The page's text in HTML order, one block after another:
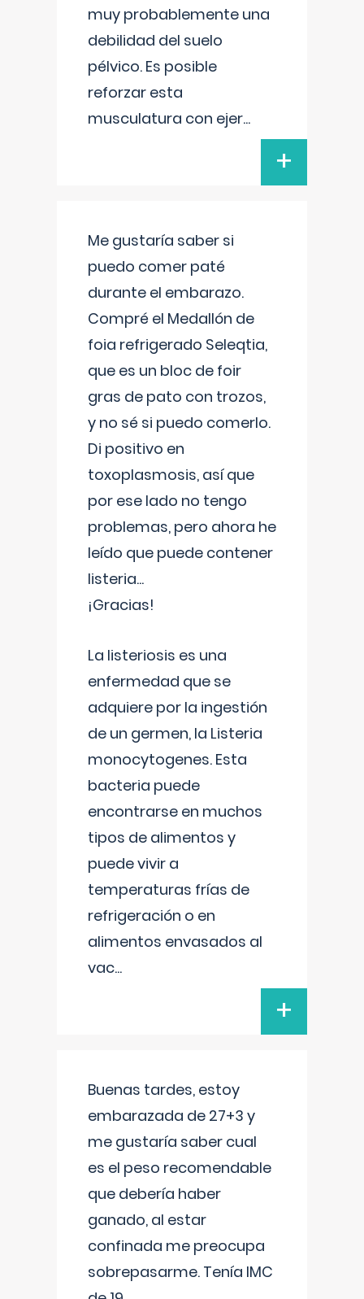
muy probablemente una
debilidad del suelo
pélvico. Es posible
reforzar esta
musculatura con ejer...
+
Me gustaría saber si
puedo comer paté
durante el embarazo.
Compré el Medallón de
foia refrigerado Seleqtia,
que es un bloc de foir
gras de pato con trozos,
y no sé si puedo comerlo.
Di positivo en
toxoplasmosis, así que
por ese lado no tengo
problemas, pero ahora he
leído que puede contener
listeria...
¡Gracias!
La listeriosis es una
enfermedad que se
adquiere por la ingestión
de un germen, la Listeria
monocytogenes. Esta
bacteria puede
encontrarse en muchos
tipos de alimentos y
puede vivir a
temperaturas frías de
refrigeración o en
alimentos envasados al
vac...
+
Buenas tardes, estoy
embarazada de 27+3 y
me gustaría saber cual
es el peso recomendable
que debería haber
ganado, al estar
confinada me preocupa
sobrepasarme. Tenía IMC